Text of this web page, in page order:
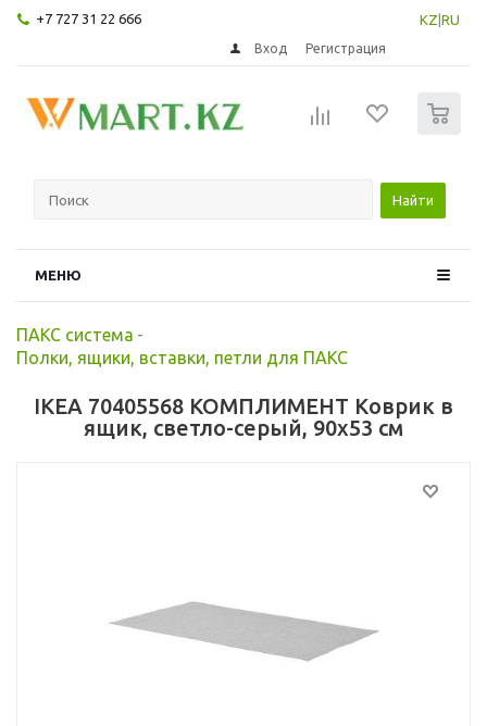
+7 727 31 22 666 KZ RU
Вход Регистрация
Найти
МЕНЮ
ПАКС система -
Полки, ящики, вставки, петли для ПАКС
IKEA 70405568 КОМПЛИМЕНТ Коврик в
ящик, светло-серый, 90x53 см